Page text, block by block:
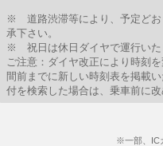
※ 道路渋滞等により、予定どお
承下さい。
※ 祝日は休日ダイヤで運行いた
ご注意：ダイヤ改正により時刻
間前までに新しい時刻表を掲載
付を検索した場合は、乗車前に
※一部、IC